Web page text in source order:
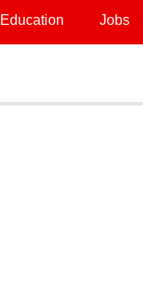
Education Jobs